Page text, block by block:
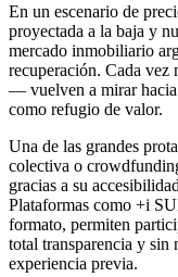
En un escenario de
proyectada a la baja y
mercado inmobiliario
recuperación. Cada vez
— vuelven a mirar hacia
como refugio de valor.
Una de las grandes
colectiva o
gracias a su
Plataformas como +i
formato, permiten
total transparencia y sin
experiencia previa.